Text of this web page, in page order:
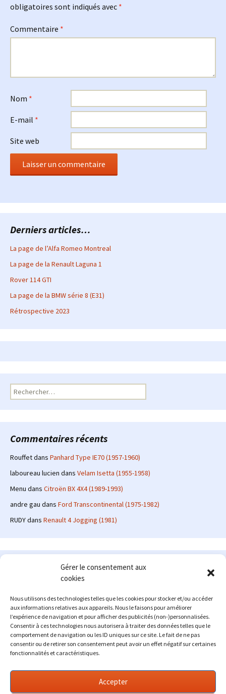
Gérer le consentement aux
cookies
Nous utilisons des technologies telles que les cookies pour stocker et/ou accéder
aux informations relatives aux appareils. Nous le faisons pour améliorer
l’expérience de navigation et pour afficher des publicités (non-)personnalisées.
Consentir à ces technologies nous autorisera à traiter des données telles que le
comportement de navigation ou les ID uniques sur ce site. Le fait de ne pas
consentir ou de retirer son consentement peut avoir un effet négatif sur certaines
fonctionnalités et caractéristiques.
Accepter
obligatoires sont indiqués avec *
Commentaire *
Nom *
E-mail *
Site web
Derniers articles…
La page de l’Alfa Romeo Montreal
La page de la Renault Laguna 1
Rover 114 GTI
La page de la BMW série 8 (E31)
Rétrospective 2023
Rechercher :
Commentaires récents
Rouffetdans Panhard Type IE70 (1957-1960)
laboureau lucien dans Velam Isetta (1955-1958)
Menu dans Citroën BX 4X4 (1989-1993)
andre gau dans Ford Transcontinental (1975-1982)
RUDYdans Renault 4 Jogging (1981)
Le site en quelques mots
: passionné d'automobile ancienne depuis de
nombreuses années, j'ai commencé à partager ma passion sur
internet à partir de 2009 au travers d'un blog qui a connu un relatif
succès. Fin 2013, je décide de prendre mon autonomie et me lancer
avec mon propre site : l'Automobile Ancienne.
Me contacter : alex(at)lautomobileancienne.com